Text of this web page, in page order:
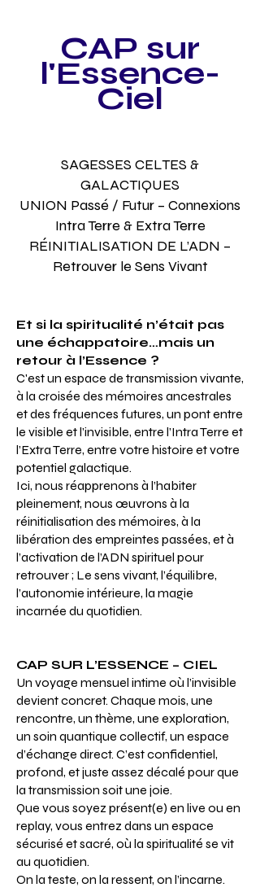
CAP sur
l'Essence-
Ciel
SAGESSES CELTES &
GALACTIQUES
UNION Passé / Futur – Connexions
Intra Terre & Extra Terre
RÉINITIALISATION DE L’ADN –
Retrouver le Sens Vivant
Et si la spiritualité n’était pas
une échappatoire…mais un
retour à l’Essence ?
C'est un espace de transmission vivante,
à la croisée des mémoires ancestrales
et des fréquences futures, un pont entre
le visible et l’invisible, entre l’Intra Terre et
l’Extra Terre, entre votre histoire et votre
potentiel galactique.
Ici, nous réapprenons à l’habiter
pleinement, nous œuvrons à la
réinitialisation des mémoires, à la
libération des empreintes passées, et à
l’activation de l’ADN spirituel pour
retrouver ; Le sens vivant, l’équilibre,
l’autonomie intérieure, la magie
incarnée du quotidien.
CAP SUR L’ESSENCE – CIEL
Un voyage mensuel intime où l’invisible
devient concret. Chaque mois, une
rencontre, un thème, une exploration,
un soin quantique collectif, un espace
d’échange direct. C’est confidentiel,
profond, et juste assez décalé pour que
la transmission soit une joie.
Que vous soyez présent(e) en live ou en
replay, vous entrez dans un espace
sécurisé et sacré, où la spiritualité se vit
au quotidien.
On la teste, on la ressent, on l’incarne.